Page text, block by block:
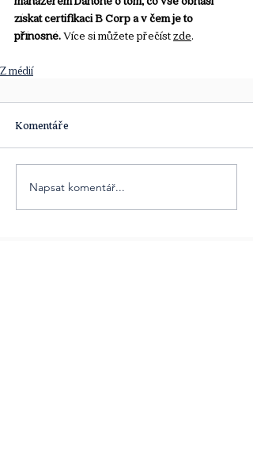
získat certifikaci B Corp a v čem je to
přínosné. Více si můžete přečíst zde.
Z médií
Komentáře
Napsat komentář...